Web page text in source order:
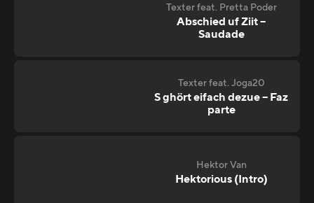
Texter feat. Pretta Poder
Abschied uf Ziit –
Saudade
Texter feat. Joga20
S ghört eifach dezue – Faz
parte
Hektor Van
Hektorious (Intro)